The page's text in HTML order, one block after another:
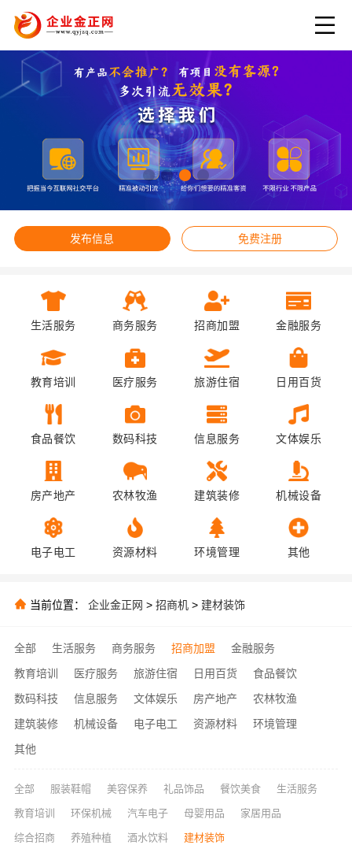
发布信息 免费注册
生活服务 商务服务 招商加盟 金融服务
教育培训 医疗服务 旅游住宿 日用百货
食品餐饮 数码科技 信息服务 文体娱乐
房产地产 农林牧渔 建筑装修 机械设备
电子电工 资源材料 环境管理 其他
当前位置： 企业金正网 > 招商机 > 建材装饰
全部 生活服务 商务服务 招商加盟
金融服务
教育培训
医疗服务 旅游住宿 日用百货
食品餐饮
数码科技
信息服务 文体娱乐 房产地产
农林牧渔
建筑装修
机械设备 电子电工 资源材料
环境管理
其他
全部 服装鞋帽 美容保养 礼品饰品 餐饮美食 生活服务
教育培训 环保机械 汽车电子 母婴用品 家居用品
综合招商 养殖种植 酒水饮料 建材装饰